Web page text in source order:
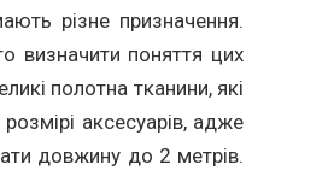
різне призначення.
визначити поняття цих
полотна тканини, які
аксесуарів, адже
довжину до 2 метрів.